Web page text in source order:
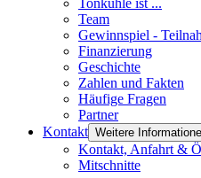
Tonkuhle ist ...
Team
Gewinnspiel -
Finanzierung
Geschichte
Zahlen und Fakten
Häufige Fragen
Partner
Kontakt Weitere
Kontakt, Anfahrt &
Mitschnitte